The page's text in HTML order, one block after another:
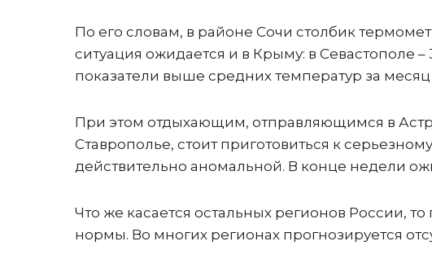
По его словам, в районе Сочи столбик
ситуация ожидается и в Крыму: в Севастополе
показатели выше средних температур за
При этом отдыхающим, отправляющимся в
Ставрополье, стоит приготовиться к
действительно аномальной. В конце недели
Что же касается остальных регионов России,
нормы. Во многих регионах прогнозируется